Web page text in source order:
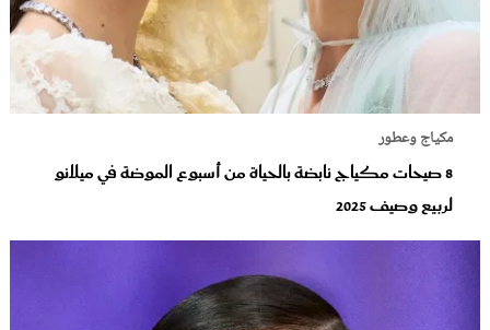
مكياج وعطور
8 صيحات مكياج نابضة بالحياة من أسبوع الموضة في ميلانو
لربيع وصيف 2025